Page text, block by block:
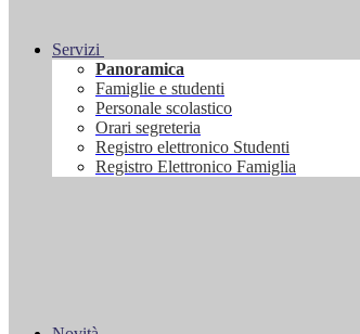
Servizi
Panoramica
Famiglie e studenti
Personale scolastico
Orari segreteria
Registro elettronico Studenti
Registro Elettronico Famiglia